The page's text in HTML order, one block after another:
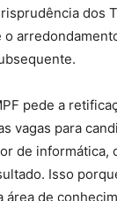
dos
pede a
vagas para
de informática,
Isso
área de